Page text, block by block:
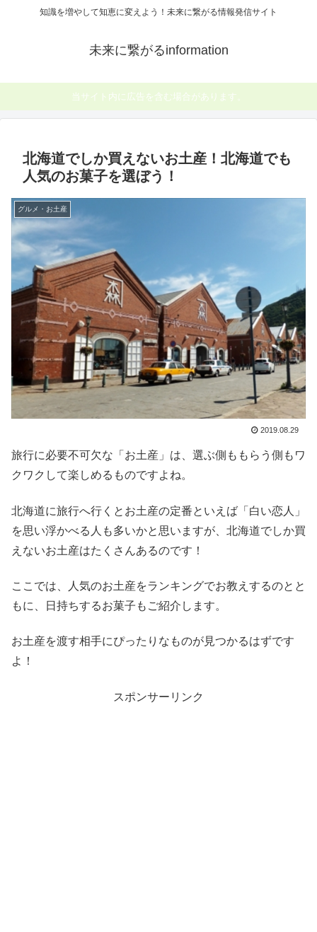
知識を増やして知恵に変えよう！未来に繋がる情報発信サイト
未来に繋がるinformation
当サイト内に広告を含む場合があります。
北海道でしか買えないお土産！北海道でも
人気のお菓子を選ぼう！
グルメ・お土産
2019.08.29
旅行に必要不可欠な「お土産」は、選ぶ側ももらう側もワ
クワクして楽しめるものですよね。
北海道に旅行へ行くとお土産の定番といえば「白い恋人」
を思い浮かべる人も多いかと思いますが、北海道でしか買
えないお土産はたくさんあるのです！
ここでは、人気のお土産をランキングでお教えするのとと
もに、日持ちするお菓子もご紹介します。
お土産を渡す相手にぴったりなものが見つかるはずです
よ！
スポンサーリンク